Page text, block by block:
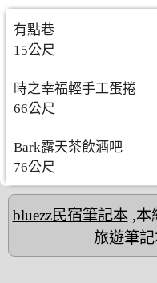
有點巷
15公尺
時之幸福輕手工蛋捲
66公尺
Bark露天茶飲酒吧
76公尺
bluezz民宿筆記本,本
旅遊筆